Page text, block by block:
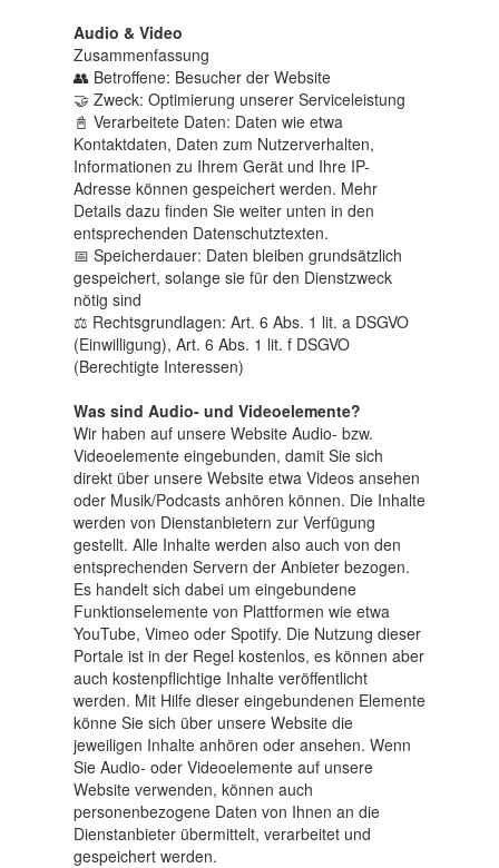
Audio & Video
Zusammenfassung
👥 Betroffene: Besucher der Website
🤝 Zweck: Optimierung unserer Serviceleistung
📓 Verarbeitete Daten: Daten wie etwa
Kontaktdaten, Daten zum Nutzerverhalten,
Informationen zu Ihrem Gerät und Ihre IP-
Adresse können gespeichert werden. Mehr
Details dazu finden Sie weiter unten in den
entsprechenden Datenschutztexten.
📅 Speicherdauer: Daten bleiben grundsätzlich
gespeichert, solange sie für den Dienstzweck
nötig sind
⚖️ Rechtsgrundlagen: Art. 6 Abs. 1 lit. a DSGVO
(Einwilligung), Art. 6 Abs. 1 lit. f DSGVO
(Berechtigte Interessen)
Was sind Audio- und Videoelemente?
Wir haben auf unsere Website Audio- bzw.
Videoelemente eingebunden, damit Sie sich
direkt über unsere Website etwa Videos ansehen
oder Musik/Podcasts anhören können. Die Inhalte
werden von Dienstanbietern zur Verfügung
gestellt. Alle Inhalte werden also auch von den
entsprechenden Servern der Anbieter bezogen.
Es handelt sich dabei um eingebundene
Funktionselemente von Plattformen wie etwa
YouTube, Vimeo oder Spotify. Die Nutzung dieser
Portale ist in der Regel kostenlos, es können aber
auch kostenpflichtige Inhalte veröffentlicht
werden. Mit Hilfe dieser eingebundenen Elemente
könne Sie sich über unsere Website die
jeweiligen Inhalte anhören oder ansehen. Wenn
Sie Audio- oder Videoelemente auf unsere
Website verwenden, können auch
personenbezogene Daten von Ihnen an die
Dienstanbieter übermittelt, verarbeitet und
gespeichert werden.